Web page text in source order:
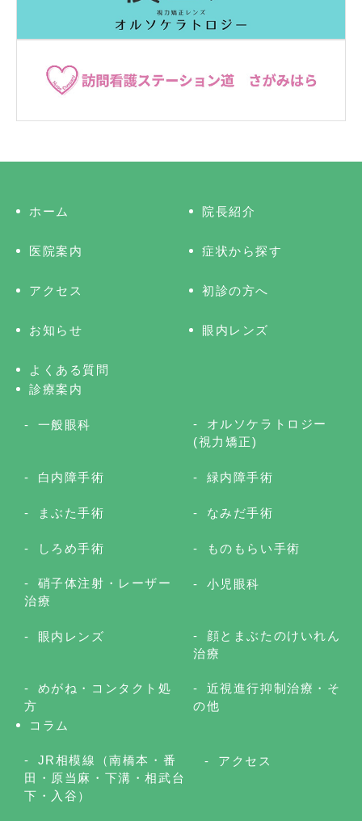
ホーム 院長紹介
医院案内 症状から探す
アクセス 初診の方へ
お知らせ 眼内レンズ
よくある質問
診療案内
一般眼科
オルソケラトロジー
(視力矯正)
白内障手術 緑内障手術
まぶた手術 なみだ手術
しろめ手術 ものもらい手術
硝子体注射・レーザー
治療
小児眼科
眼内レンズ
顔とまぶたのけいれん
治療
めがね・コンタクト処
方
近視進行抑制治療・そ
の他
コラム
JR相模線（南橋本・番
田・原当麻・下溝・相武台
下・入谷）
アクセス